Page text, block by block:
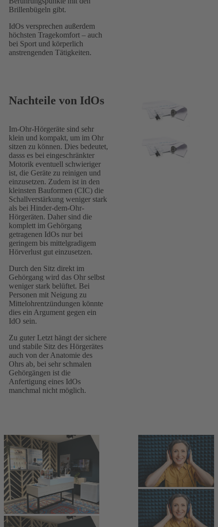
Brillenbügeln gibt.
IdOs versprechen außerdem
höchsten Tragekomfort – auch
bei Sport und körperlich
anstrengenden Tätigkeiten.
Nachteile von IdOs
Im-Ohr-Hörgeräte sind sehr
klein und kompakt, um im Ohr
sitzen zu können. Dies bedeutet,
dasss es bei eingeschränkter
Motorik eventuell schwieriger
ist, die Geräte zu reinigen und
einzusetzen. Zudem ist in den
kleinsten Bauformen (CIC) die
Schallverstärkung weniger stark
als bei Hinder-dem-Ohr-
Hörgeräten. Daher sind die
komplett im Gehörgang
getragenen IdOs nur bei
geringem bis mittelgradigem
Hörverlust gut einzusetzen.
Durch den Sitz direkt im
Gehörgang wird das Ohr selbst
weniger stark belüftet. Bei
Personen mit Neigung zu
Mittelohrentzündungen könnte
dies ein Argument gegen ein
IdO sein.
Zu guter Letzt hängt der sichere
und stabile Sitz des Hörgerätes
auch von der Anatomie des
Ohrs ab, bei sehr schmalen
Gehörgängen ist die
Anfertigung eines IdOs
manchmal nicht möglich.